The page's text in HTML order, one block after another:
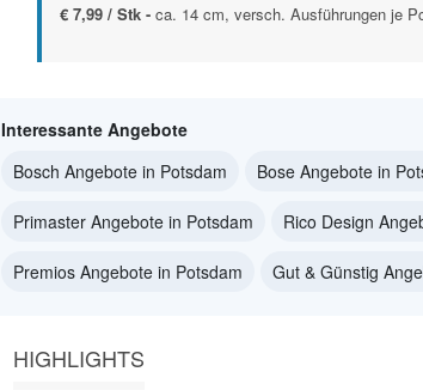
€ 7,99 / Stk - ca. 14 cm, versch. Ausführungen je
Interessante Angebote
Bosch Angebote in Potsdam
Bose Angebote in
Primaster Angebote in Potsdam Rico Design
Premios Angebote in Potsdam Gut & Günstig
HIGHLIGHTS